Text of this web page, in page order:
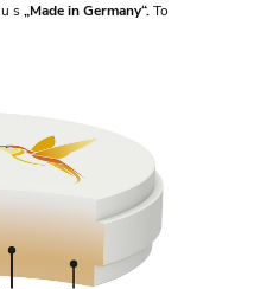
s„Made in Germany“.To